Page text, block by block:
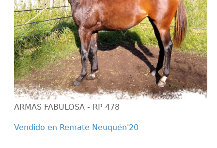
ARMAS FABULOSA - RP 478
Vendido en Remate Neuquén'20